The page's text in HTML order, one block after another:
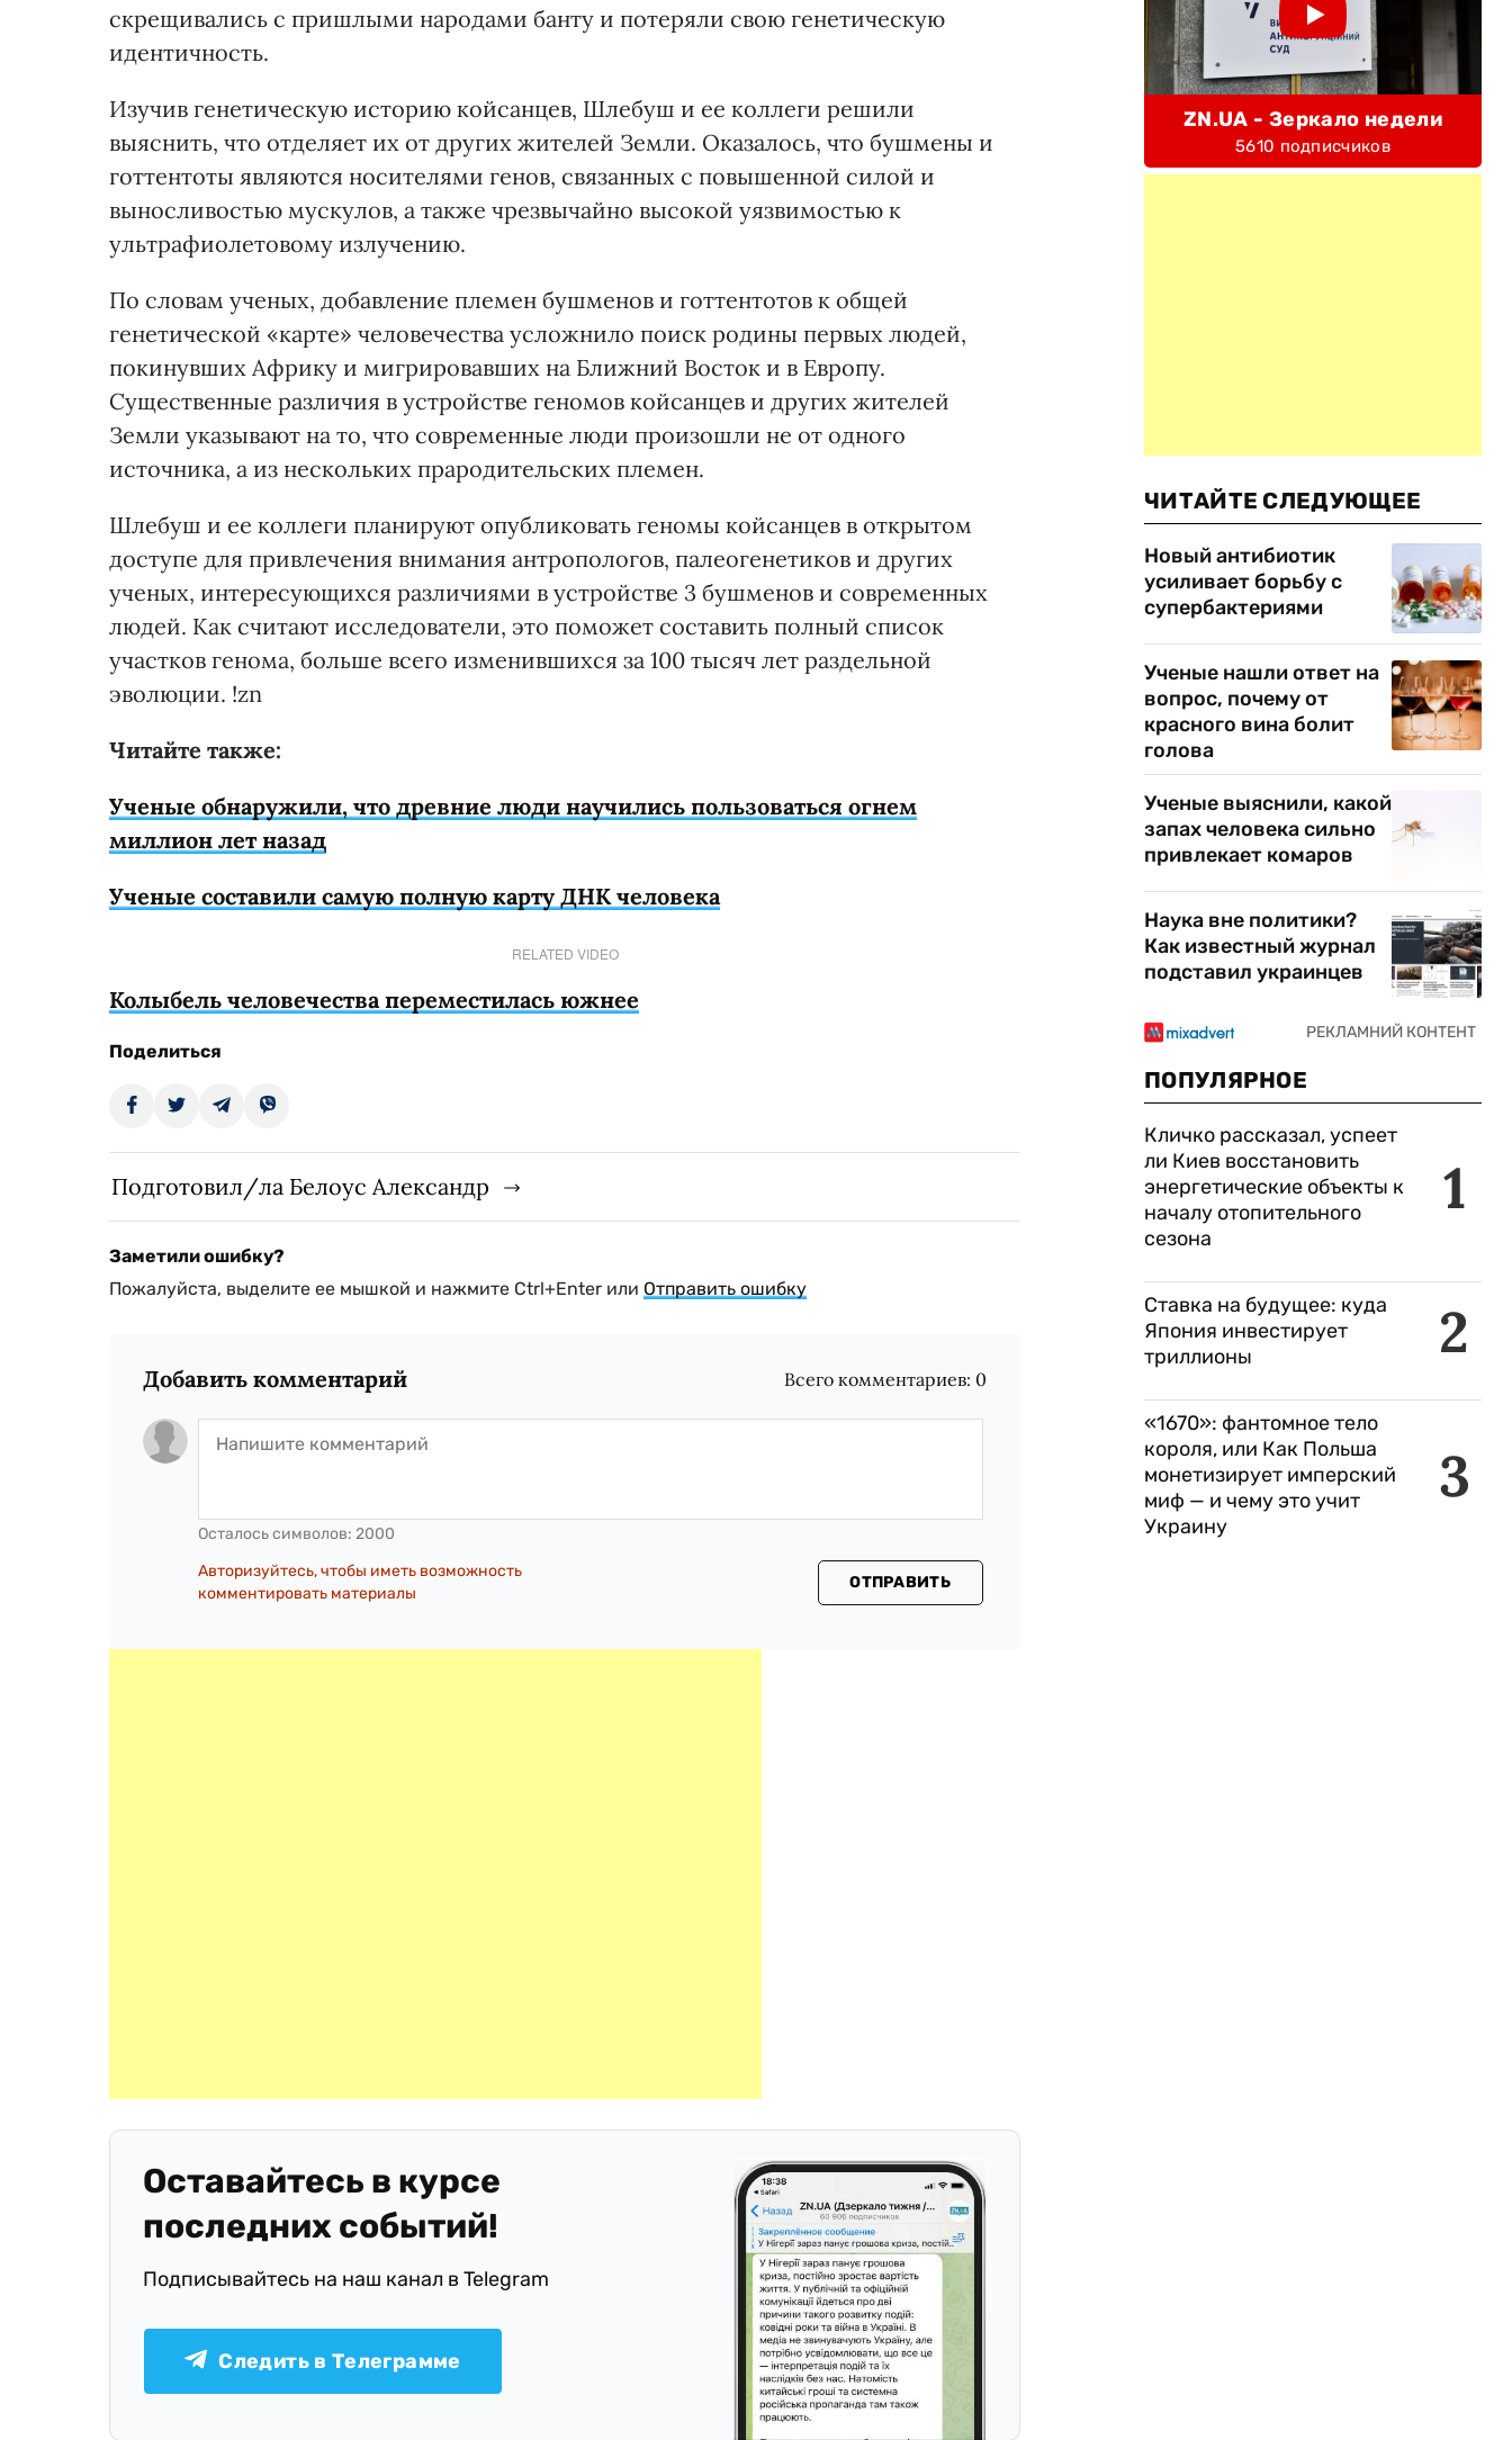
скрещивались с пришлыми народами банту и потеряли свою генетическую
идентичность.
Изучив генетическую историю койсанцев, Шлебуш и ее коллеги решили
выяснить, что отделяет их от других жителей Земли. Оказалось, что бушмены и
готтентоты являются носителями генов, связанных с повышенной силой и
выносливостью мускулов, а также чрезвычайно высокой уязвимостью к
ультрафиолетовому излучению.
По словам ученых, добавление племен бушменов и готтентотов к общей
генетической «карте» человечества усложнило поиск родины первых людей,
покинувших Африку и мигрировавших на Ближний Восток и в Европу.
Существенные различия в устройстве геномов койсанцев и других жителей
Земли указывают на то, что современные люди произошли не от одного
источника, а из нескольких прародительских племен.
Шлебуш и ее коллеги планируют опубликовать геномы койсанцев в открытом
доступе для привлечения внимания антропологов, палеогенетиков и других
ученых, интересующихся различиями в устройстве 3 бушменов и современных
людей. Как считают исследователи, это поможет составить полный список
участков генома, больше всего изменившихся за 100 тысяч лет раздельной
эволюции. !zn
Читайте также:
Ученые обнаружили, что древние люди научились пользоваться огнем
миллион лет назад
Ученые составили самую полную карту ДНК человека
RELATED VIDEO
Колыбель человечества переместилась южнее
Поделиться
Подготовил/ла Белоус Александр
Заметили ошибку?
Пожалуйста, выделите ее мышкой и нажмите Ctrl+Enter или Отправить ошибку
Добавить комментарий Всего комментариев: 0
Осталось символов: 2000
Авторизуйтесь, чтобы иметь возможность
комментировать материалы
ОТПРАВИТЬ
Оставайтесь в курсе
последних событий!
Подписывайтесь на наш канал в Telegram
Следить в Телеграмме
ZN.UA - Зеркало недели
5610 подписчиков
ЧИТАЙТЕ СЛЕДУЮЩЕЕ
Новый антибиотик
усиливает борьбу с
супербактериями
Ученые нашли ответ на
вопрос, почему от
красного вина болит
голова
Ученые выяснили, какой
запах человека сильно
привлекает комаров
Наука вне политики?
Как известный журнал
подставил украинцев
ПОПУЛЯРНОЕ
1
Кличко рассказал, успеет
ли Киев восстановить
энергетические объекты к
началу отопительного
сезона
2
Ставка на будущее: куда
Япония инвестирует
триллионы
3
«1670»: фантомное тело
короля, или Как Польша
монетизирует имперский
миф — и чему это учит
Украину